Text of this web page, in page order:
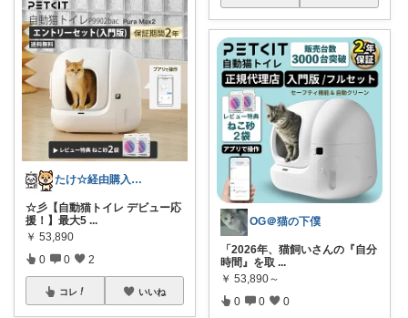
たけ☆経由購入感謝します！ありがとう！☆
☆彡【自動猫トイレ デビュー応
援！】最大5 ...
￥ 53,890
0 0 2
コレ いいね
OG＠猫の下僕
「2026年、猫飼いさんの『自分
時間』を取 ...
￥ 53,890～
0 0 0